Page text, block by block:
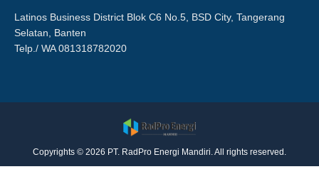
Latinos Business District Blok C6 No.5, BSD City, Tangerang
Selatan, Banten
Telp./ WA081318782020
Copyrights © 2026 PT. RadPro Energi Mandiri. All rights reserved.